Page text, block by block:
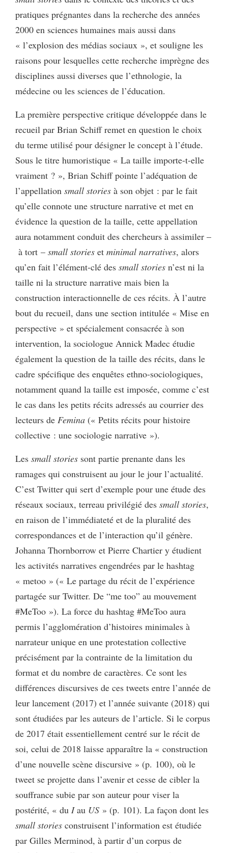
pratiques prégnantes dans la recherche des années
2000 en sciences humaines mais aussi dans
« l’explosion des médias sociaux », et souligne les
raisons pour lesquelles cette recherche imprègne des
disciplines aussi diverses que l’ethnologie, la
médecine ou les sciences de l’éducation.
La première perspective critique développée dans le
recueil par Brian Schiff remet en question le choix
du terme utilisé pour désigner le concept à l’étude.
Sous le titre humoristique « La taille importe-t-elle
vraiment ? », Brian Schiff pointe l’adéquation de
l’appellation small stories à son objet : par le fait
qu’elle connote une structure narrative et met en
évidence la question de la taille, cette appellation
aura notamment conduit des chercheurs à assimiler –
à tort – small stories et minimal narratives, alors
qu’en fait l’élément-clé des small stories n’est ni la
taille ni la structure narrative mais bien la
construction interactionnelle de ces récits. À l’autre
bout du recueil, dans une section intitulée « Mise en
perspective » et spécialement consacrée à son
intervention, la sociologue Annick Madec étudie
également la question de la taille des récits, dans le
cadre spécifique des enquêtes ethno-sociologiques,
notamment quand la taille est imposée, comme c’est
le cas dans les petits récits adressés au courrier des
lecteurs de Femina (« Petits récits pour histoire
collective : une sociologie narrative »).
Les small stories sont partie prenante dans les
ramages qui construisent au jour le jour l’actualité.
C’est Twitter qui sert d’exemple pour une étude des
réseaux sociaux, terreau privilégié des small stories,
en raison de l’immédiateté et de la pluralité des
correspondances et de l’interaction qu’il génère.
Johanna Thornborrow et Pierre Chartier y étudient
les activités narratives engendrées par le hashtag
« metoo » (« Le partage du récit de l’expérience
partagée sur Twitter. De “me too” au mouvement
#MeToo »). La force du hashtag #MeToo aura
permis l’agglomération d’histoires minimales à
narrateur unique en une protestation collective
précisément par la contrainte de la limitation du
format et du nombre de caractères. Ce sont les
différences discursives de ces tweets entre l’année de
leur lancement (2017) et l’année suivante (2018) qui
sont étudiées par les auteurs de l’article. Si le corpus
de 2017 était essentiellement centré sur le récit de
soi, celui de 2018 laisse apparaître la « construction
d’une nouvelle scène discursive » (p. 100), où le
tweet se projette dans l’avenir et cesse de cibler la
souffrance subie par son auteur pour viser la
postérité, « du Iau US » (p. 101). La façon dont les
small stories construisent l’information est étudiée
par Gilles Merminod, à partir d’un corpus de